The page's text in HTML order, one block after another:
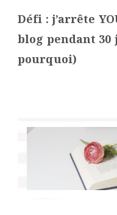
Défi : j’arrête
blog pendant
pourquoi)